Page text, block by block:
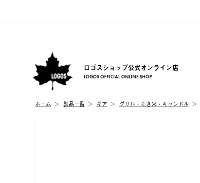
ロゴスショップ公式オンライン店
LOGOS OFFICIAL ONLINE SHOP
ホーム 製品⼀覧 ギア グリル・たき火・キャンドル